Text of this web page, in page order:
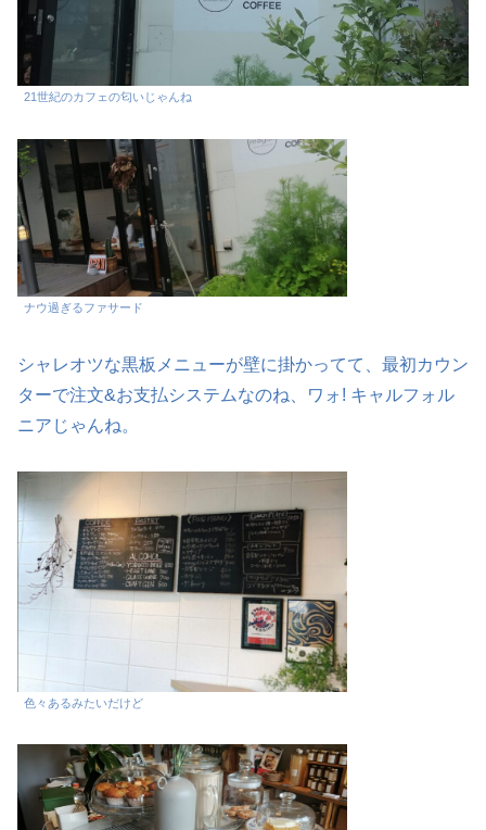
21世紀のカフェの匂いじゃんね
ナウ過ぎるファサード
シャレオツな黒板メニューが壁に掛かってて、最初カウン
ターで注文&お支払システムなのね、ワォ! キャルフォル
ニアじゃんね。
色々あるみたいだけど